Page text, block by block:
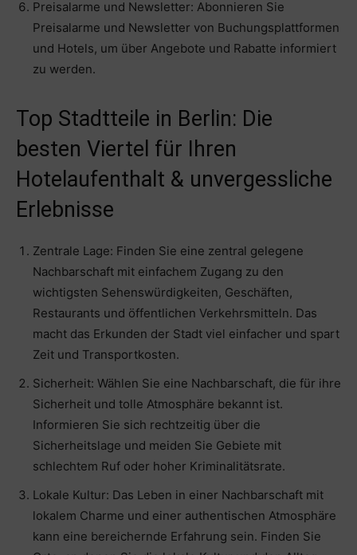
Preisalarme und Newsletter: Abonnieren Sie
Preisalarme und Newsletter von Buchungsplattformen
und Hotels, um über Angebote und Rabatte informiert
zu werden.
Top Stadtteile in Berlin: Die
besten Viertel für Ihren
Hotelaufenthalt & unvergessliche
Erlebnisse
Zentrale Lage: Finden Sie eine zentral gelegene
Nachbarschaft mit einfachem Zugang zu den
wichtigsten Sehenswürdigkeiten, Geschäften,
Restaurants und öffentlichen Verkehrsmitteln. Das
macht das Erkunden der Stadt viel einfacher und spart
Zeit und Transportkosten.
Sicherheit: Wählen Sie eine Nachbarschaft, die für ihre
Sicherheit und tolle Atmosphäre bekannt ist.
Informieren Sie sich rechtzeitig über die
Sicherheitslage und meiden Sie Gebiete mit
schlechtem Ruf oder hoher Kriminalitätsrate.
Lokale Kultur: Das Leben in einer Nachbarschaft mit
lokalem Charme und einer authentischen Atmosphäre
kann eine bereichernde Erfahrung sein. Finden Sie